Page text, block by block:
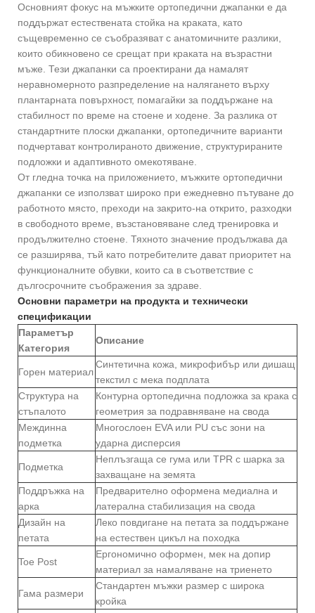
Основният фокус на мъжките ортопедични джапанки е да
поддържат естествената стойка на краката, като
същевременно се съобразяват с анатомичните разлики,
които обикновено се срещат при краката на възрастни
мъже. Тези джапанки са проектирани да намалят
неравномерното разпределение на налягането върху
плантарната повърхност, помагайки за поддържане на
стабилност по време на стоене и ходене. За разлика от
стандартните плоски джапанки, ортопедичните варианти
подчертават контролираното движение, структурираните
подложки и адаптивното омекотяване.
От гледна точка на приложението, мъжките ортопедични
джапанки се използват широко при ежедневно пътуване до
работното място, преходи на закрито-на открито, разходки
в свободното време, възстановяване след тренировка и
продължително стоене. Тяхното значение продължава да
се разширява, тъй като потребителите дават приоритет на
функционалните обувки, които са в съответствие с
дългосрочните съображения за здраве.
Основни параметри на продукта и технически
спецификации
Параметър
Категория
Описание
Горен материал
Синтетична кожа, микрофибър или дишащ
текстил с мека подплата
Структура на
стъпалото
Контурна ортопедична подложка за крака с
геометрия за подравняване на свода
Междинна
подметка
Многослоен EVA или PU със зони на
ударна дисперсия
Подметка
Неплъзгаща се гума или TPR с шарка за
захващане на земята
Поддръжка на
арка
Предварително оформена медиална и
латерална стабилизация на свода
Дизайн на
петата
Леко повдигане на петата за поддържане
на естествен цикъл на походка
Toe Post
Ергономично оформен, мек на допир
материал за намаляване на триенето
Гама размери
Стандартен мъжки размер с широка
кройка